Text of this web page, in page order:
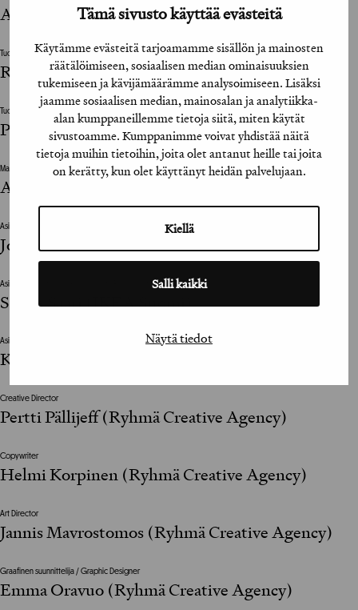
Tämä sivusto käyttää evästeitä
Käytämme evästeitä tarjoamamme sisällön ja mainosten
räätälöimiseen, sosiaalisen median ominaisuuksien
tukemiseen ja kävijämäärämme analysoimiseen. Lisäksi
jaamme sosiaalisen median, mainosalan ja analytiikka-
alan kumppaneillemme tietoja siitä, miten käytät
sivustoamme. Kumppanimme voivat yhdistää näitä
tietoja muihin tietoihin, joita olet antanut heille tai joita
on kerätty, kun olet käyttänyt heidän palvelujaan.
Kiellä
Salli kaikki
Näytä tiedot
Akseli Soini / El Camino
Tuotantoyhtiö / Production House
Ryhmä Creative Agency
Tuotantokoordinaattori / Production Coordinator
Pipsa Roivainen
Marketing Director
Anu Koskinen (IKEA Suomi)
Asiakkaan vastuuhenkilö / Client’s Representative
Johanna Granqvist (IKEA Suomi)
Asiakkaan vastuuhenkilö / Client’s Representative
Salme Saari (IKEA Suomi)
Asiakkaan vastuuhenkilö / Client’s Representative
Karoliina Riitamaa (IKEA Suomi)
Creative Director
Pertti Pällijeff (Ryhmä Creative Agency)
Copywriter
Helmi Korpinen (Ryhmä Creative Agency)
Art Director
Jannis Mavrostomos (Ryhmä Creative Agency)
Graafinen suunnittelija / Graphic Designer
Emma Oravuo (Ryhmä Creative Agency)